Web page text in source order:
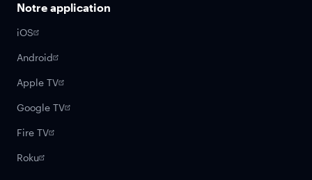
Notre application
iOS
Android
Apple TV
Google TV
Fire TV
Roku